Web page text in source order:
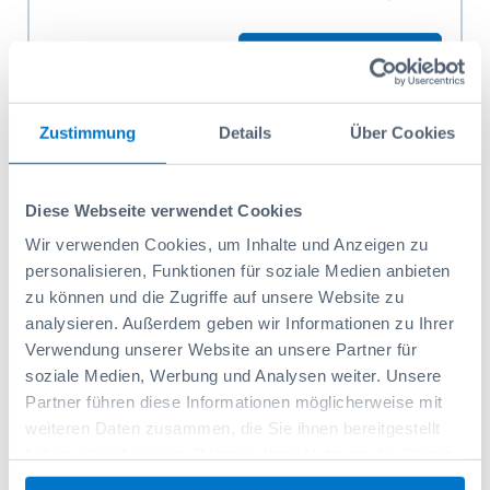
Zustimmung Details Über Cookies
Diese Webseite verwendet Cookies
Wir verwenden Cookies, um Inhalte und Anzeigen zu
personalisieren, Funktionen für soziale Medien anbieten
zu können und die Zugriffe auf unsere Website zu
analysieren. Außerdem geben wir Informationen zu Ihrer
Verwendung unserer Website an unsere Partner für
soziale Medien, Werbung und Analysen weiter. Unsere
Partner führen diese Informationen möglicherweise mit
weiteren Daten zusammen, die Sie ihnen bereitgestellt
gesammelt haben.
Ajouter au panier